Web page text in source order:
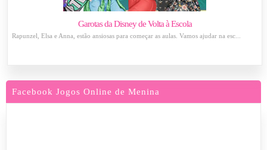
Garotas da Disney de Volta à Escola
Rapunzel, Elsa e Anna, estão ansiosas para começar as aulas. Vamos ajudar na esc...
Facebook Jogos Online de Menina